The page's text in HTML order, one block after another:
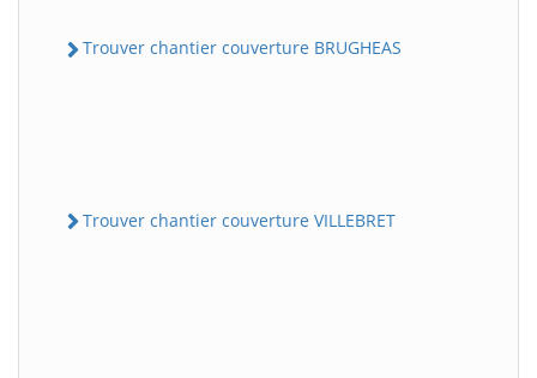
Trouver chantier couverture BRUGHEAS
Trouver chantier couverture VILLEBRET